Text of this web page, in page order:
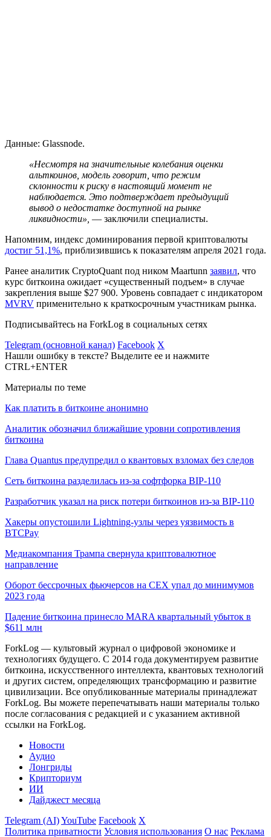
Данные: Glassnode.
«Несмотря на значительные колебания оценки
альткоинов, модель говорит, что режим
склонности к риску в настоящий момент не
наблюдается. Это подтверждает предыдущий
вывод о недостатке доступной на рынке
ликвидности», — заключили специалисты.
Напомним, индекс доминирования первой криптовалюты
достиг 51,1%, приблизившись к показателям апреля 2021 года.
Ранее аналитик CryptoQuant под ником Maartunn заявил, что
курс биткоина ожидает «существенный подъем» в случае
закрепления выше $27 900. Уровень совпадает с индикатором
MVRV применительно к краткосрочным участникам рынка.
Подписывайтесь на ForkLog в социальных сетях
Telegram (основной канал) Facebook X
Нашли ошибку в тексте? Выделите ее и нажмите
CTRL+ENTER
Материалы по теме
Как платить в биткоине анонимно
Аналитик обозначил ближайшие уровни сопротивления
биткоина
Глава Quantus предупредил о квантовых взломах без следов
Сеть биткоина разделилась из-за софтфорка BIP-110
Разработчик указал на риск потери биткоинов из-за BIP-110
Хакеры опустошили Lightning-узлы через уязвимость в
BTCPay
Медиакомпания Трампа свернула криптовалютное
направление
Оборот бессрочных фьючерсов на CEX упал до минимумов
2023 года
Падение биткоина принесло MARA квартальный убыток в
$611 млн
ForkLog — культовый журнал о цифровой экономике и
технологиях будущего. С 2014 года документируем развитие
биткоина, искусственного интеллекта, квантовых технологий
и других систем, определяющих трансформацию и развитие
цивилизации. Все опубликованные материалы принадлежат
ForkLog. Вы можете перепечатывать наши материалы только
после согласования с редакцией и с указанием активной
ссылки на ForkLog.
Новости
Аудио
Лонгриды
Крипториум
ИИ
Дайджест месяца
Telegram (AI)YouTube Facebook X
Политика приватности Условия использования О нас Реклама